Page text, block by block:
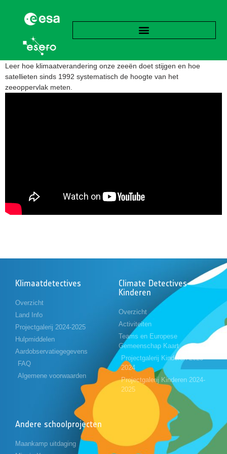
Leer hoe klimaatverandering onze zeeën doet stijgen en hoe
satellieten sinds 1992 systematisch de hoogte van het
zeeoppervlak meten.
Klimaatdetectives
Overzicht
Land Info
Projectgalerij 2024-2025
Hulpmiddelen
Aardobservatiegegevens
FAQ
Algemene voorwaarden
Climate Detectives
Kinderen
Overzicht
Activiteiten
Teams en Europese
Gemeenschap Kaart
Projectgalerij Kinderen 2023-
2024
Projectgalerij Kinderen 2024-
2025
Andere schoolprojecten
Maankamp uitdaging